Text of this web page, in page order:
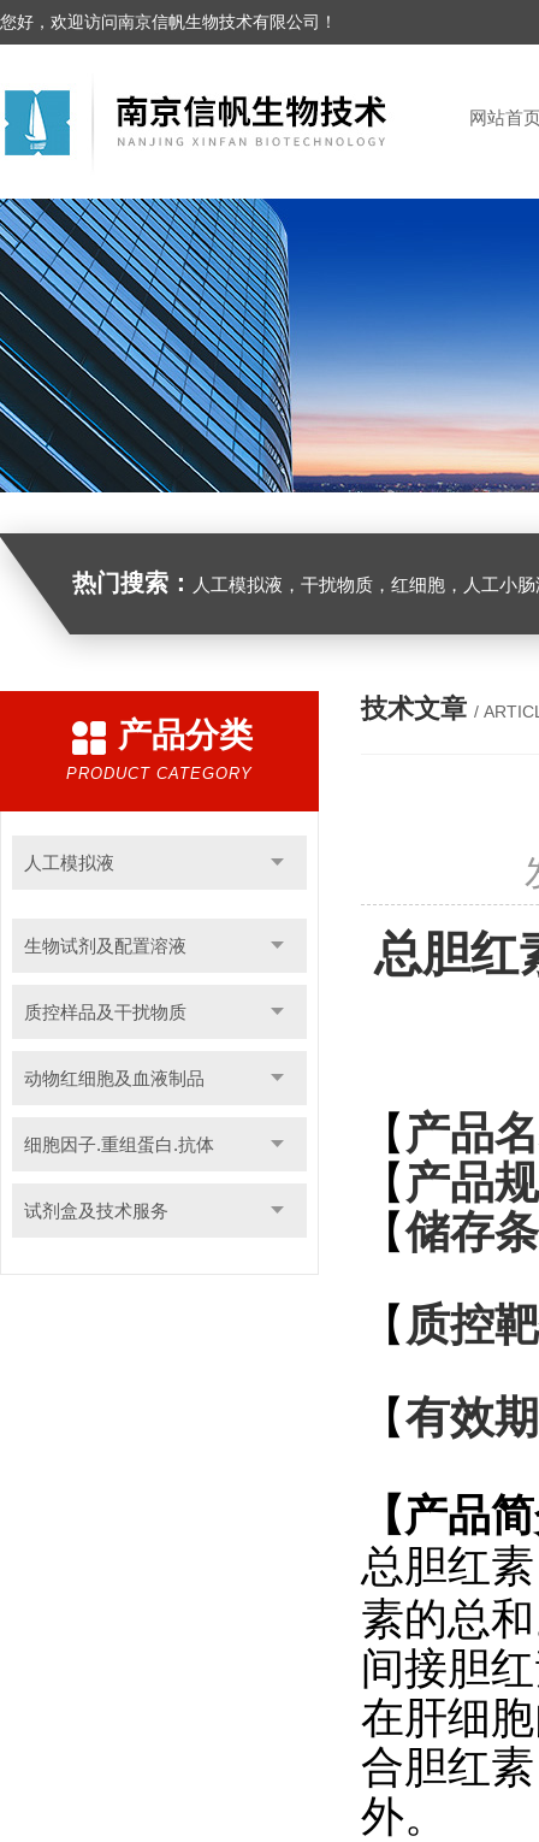
您好，欢迎访问南京信帆生物技术有限公司！
网站首
热门搜索： 人工模拟液，干扰物质，红细胞，人工小
产品分类
PRODUCT CATEGORY
人工模拟液
生物试剂及配置溶液
质控样品及干扰物质
动物红细胞及血液制品
细胞因子.重组蛋白.抗体
试剂盒及技术服务
技术文章 /
总胆红
【 产品
【 产品
【储存
【 质控
【有效期
【 产品
总胆红
素的总
间接胆
在肝细
合胆红
外。